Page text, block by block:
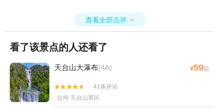
查看全部点评 
看了该景点的人还看了
天台山大瀑布(4A) ¥59起


41条评论
台州·天台山景区